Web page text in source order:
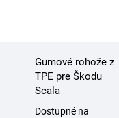
Gumové rohože z
TPE pre Škodu
Scala
Dostupné na